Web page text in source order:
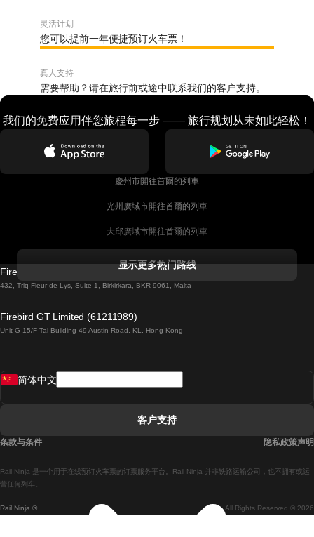
灵活计划
您可以提前一年便捷预订火车票！
真人支持
需要帮助？请在旅行前或途中联系我们的客户支持。
我们的免费应用伴您旅程每一步 —— 旅行规划从未如此轻松！
慶州市開往首爾的列車
光州廣域市開往首爾的列車
大邱廣域市開往首爾的列車
都柏林開往戈尔韦的列車
羅馬開往拿坡里的列車
馬德里開往巴塞罗那的列車
显示更多热门路线
Firebird GT Limited (OC 1451)
432, Triq Fleur de Lys, Suite 1, Birkirkara, BKR 9061, Malta
Firebird GT Limited (61211989)
Unit G 15/F Tal Building 49 Austin Road, KL, Hong Kong
Rail Ninja ® All Rights Reserved © 2026
Rail Ninja 是一个用于在线预订火车票的订票服务平台。Rail Ninja 并非铁路运输公司，也不拥有或运
营任何列车。
简体中文
客户支持
条款与条件 隐私政策声明